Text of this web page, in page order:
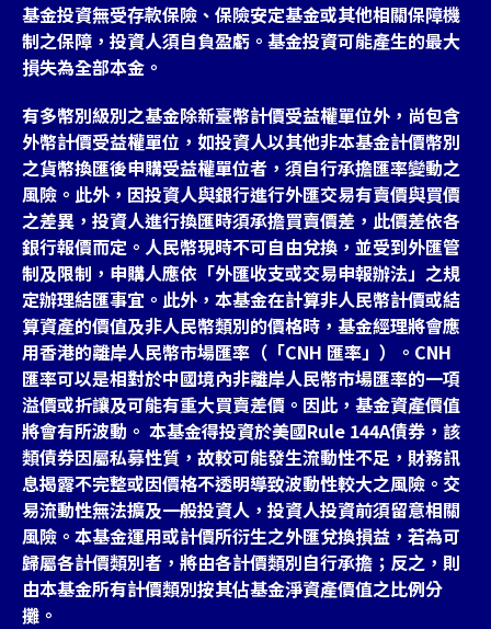
基金投資無受存款保險、保險安定基金或其他相關保障機
制之保障，投資人須自負盈虧。基金投資可能產生的最大
損失為全部本金。
有多幣別級別之基金除新臺幣計價受益權單位外，尚包含
外幣計價受益權單位，如投資人以其他非本基金計價幣別
之貨幣換匯後申購受益權單位者，須自行承擔匯率變動之
風險。此外，因投資人與銀行進行外匯交易有賣價與買價
之差異，投資人進行換匯時須承擔買賣價差，此價差依各
銀行報價而定。人民幣現時不可自由兌換，並受到外匯管
制及限制，申購人應依「外匯收支或交易申報辦法」之規
定辦理結匯事宜。此外，本基金在計算非人民幣計價或結
算資產的價值及非人民幣類別的價格時，基金經理將會應
用香港的離岸人民幣市場匯率（「CNH 匯率」）。CNH
匯率可以是相對於中國境內非離岸人民幣市場匯率的一項
溢價或折讓及可能有重大買賣差價。因此，基金資產價值
將會有所波動。 本基金得投資於美國Rule 144A債券，該
類債券因屬私募性質，故較可能發生流動性不足，財務訊
息揭露不完整或因價格不透明導致波動性較大之風險。交
易流動性無法擴及一般投資人，投資人投資前須留意相關
風險。本基金運用或計價所衍生之外匯兌換損益，若為可
歸屬各計價類別者，將由各計價類別自行承擔；反之，則
由本基金所有計價類別按其佔基金淨資產價值之比例分
攤。